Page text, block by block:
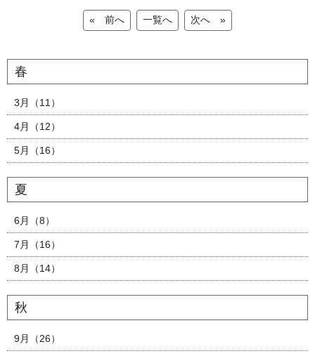
« 前へ 一覧へ 次へ »
春
3月（11）
4月（12）
5月（16）
夏
6月（8）
7月（16）
8月（14）
秋
9月（26）